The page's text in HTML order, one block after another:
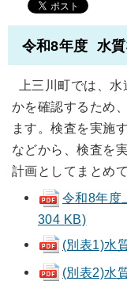
令和8年度 水
上三川町では、
かを確認するため
ます。検査を実施
などから、検査を
計画としてまとめ
令和8年度
304 KB)
(別表1)水
(別表2)水